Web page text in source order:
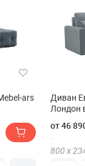
ars
Диван
Лондон
от 46
800 х